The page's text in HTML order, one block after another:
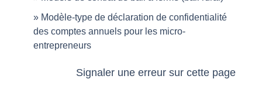
Modèle-type de déclaration de confidentialité
des comptes annuels pour les micro-
entrepreneurs
Signaler une erreur sur cette page